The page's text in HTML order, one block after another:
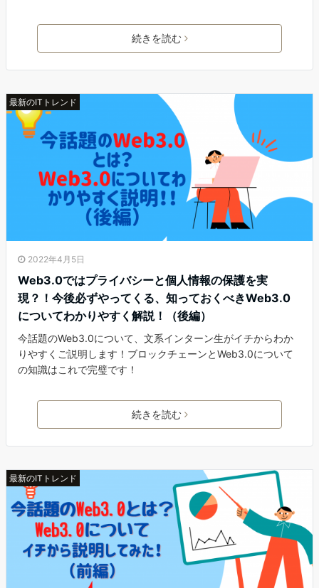
続きを読む
最新のITトレンド
2022年4月5日
Web3.0ではプライバシーと個人情報の保護を実
現？！今後必ずやってくる、知っておくべきWeb3.0
についてわかりやすく解説！（後編）
今話題のWeb3.0について、文系インターン生がイチからわか
りやすくご説明します！ブロックチェーンとWeb3.0について
の知識はこれで完璧です！
続きを読む
最新のITトレンド